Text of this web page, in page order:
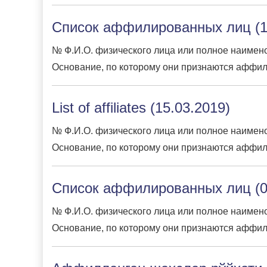
Список аффилированных лиц
№ Ф.И.О. физического лица или полное
Основание, по которому они признаются
List of affiliates (15.03.2019)
№ Ф.И.О. физического лица или полное
Основание, по которому они признаются
Список аффилированных лиц
№ Ф.И.О. физического лица или полное
Основание, по которому они признаются